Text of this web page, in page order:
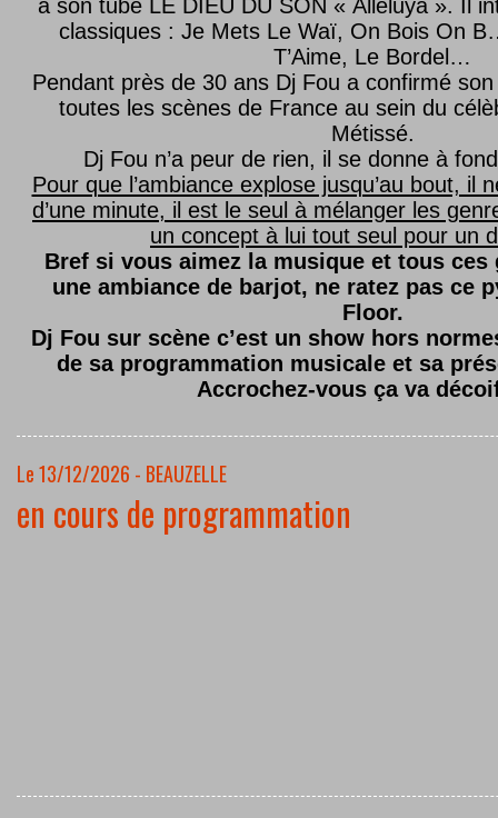
à son tube LE DIEU DU SON « Alleluya ». Il
classiques : Je Mets Le Waï, On Bois On
T’Aime, Le Bordel…
Pendant près de 30 ans Dj Fou a confirmé son
toutes les scènes de France au sein du
Métissé.
Dj Fou n’a peur de rien, il se donne à
Pour que l’ambiance explose jusqu’au bout, il
d’une minute, il est le seul à mélanger les
un concept à lui tout seul pour un
Bref si vous aimez la musique et tous ces
une ambiance de barjot, ne ratez pas ce
Floor.
Dj Fou sur scène c’est un show hors
de sa programmation musicale et sa
Accrochez-vous ça va
Le 13/12/2026 - BEAUZELLE
en cours de programmation